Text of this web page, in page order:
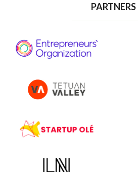
PARTNERS